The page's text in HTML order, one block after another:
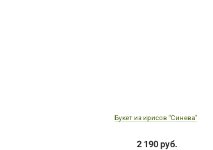
Букет из ирисов "Синева"
2 190 руб.